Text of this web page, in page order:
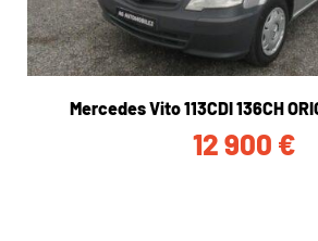
Mercedes Vito 113CDI 136CH
12 900 €